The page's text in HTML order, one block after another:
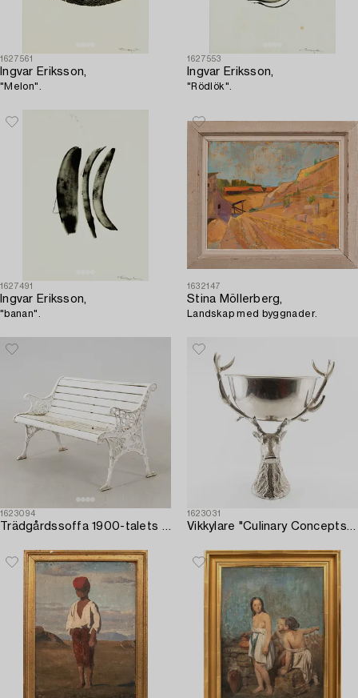
1627561
Ingvar Eriksson,
"Melon".
1627553
Ingvar Eriksson,
"Rödlök".
1627491
Ingvar Eriksson,
"banan".
1632147
Stina Möllerberg,
Landskap med byggnader.
1623094
Trädgårdssoffa 1900-talets senare del.
1623031
Vikkylare "Culinary Concepts" för Villa Balsvik modern tillverkning.